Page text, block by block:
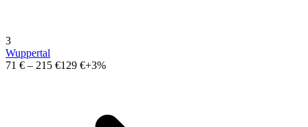
3
Wuppertal
71 € – 215 €129 €+3%